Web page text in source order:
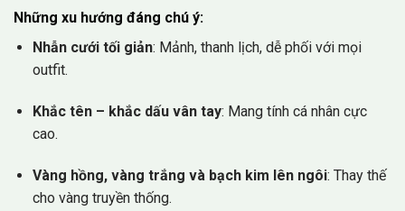
Những xu hướng đáng chú ý:
Nhẫn cưới tối giản: Mảnh, thanh lịch, dễ phối với mọi
outfit.
Khắc tên – khắc dấu vân tay: Mang tính cá nhân cực
cao.
Vàng hồng, vàng trắng và bạch kim lên ngôi: Thay thế
cho vàng truyền thống.